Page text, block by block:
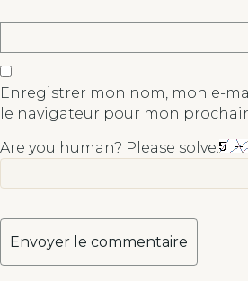
Enregistrer mon nom, mon e-
le navigateur pour mon
Are you human? Please solve: